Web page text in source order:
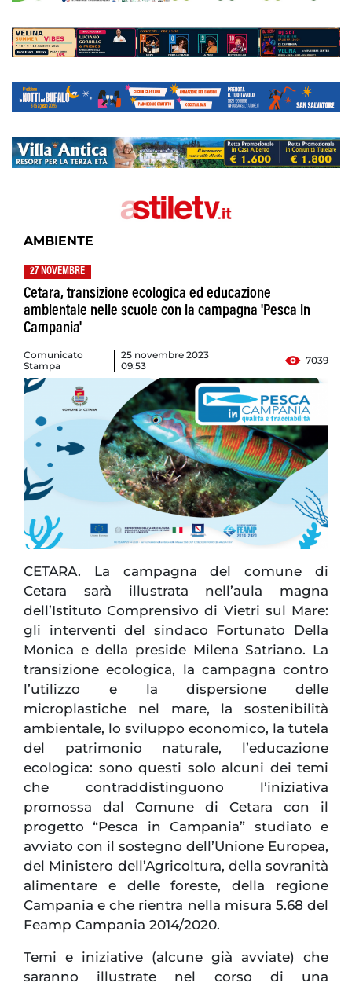
AMBIENTE
27 NOVEMBRE
Cetara, transizione ecologica ed educazione
ambientale nelle scuole con la campagna 'Pesca in
Campania'
Comunicato
Stampa
25 novembre 2023
09:53
7039
CETARA. La campagna del comune di
Cetara sarà illustrata nell’aula magna
dell’Istituto Comprensivo di Vietri sul Mare:
gli interventi del sindaco Fortunato Della
Monica e della preside Milena Satriano. La
transizione ecologica, la campagna contro
l’utilizzo e la dispersione delle
microplastiche nel mare, la sostenibilità
ambientale, lo sviluppo economico, la tutela
del patrimonio naturale, l’educazione
ecologica: sono questi solo alcuni dei temi
che contraddistinguono l’iniziativa
promossa dal Comune di Cetara con il
progetto “Pesca in Campania” studiato e
avviato con il sostegno dell’Unione Europea,
del Ministero dell’Agricoltura, della sovranità
alimentare e delle foreste, della regione
Campania e che rientra nella misura 5.68 del
Feamp Campania 2014/2020.
Temi e iniziative (alcune già avviate) che
saranno illustrate nel corso di una